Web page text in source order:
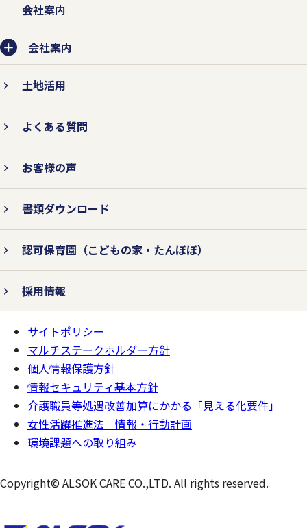
会社案内
会社案内
土地活用
よくある質問
お客様の声
書類ダウンロード
認可保育園 （こどもの家・たんぽぽ）
採用情報
ページの
一番上へ
サイトポリシー
マルチステークホルダー方針
個人情報保護方針
情報セキュリティ基本方針
介護職員等処遇改善加算にかかる「見える化要件」
女性活躍推進法 情報・行動計画
環境課題への取り組み
Copyright© ALSOK CARE CO.,LTD. All rights reserved.